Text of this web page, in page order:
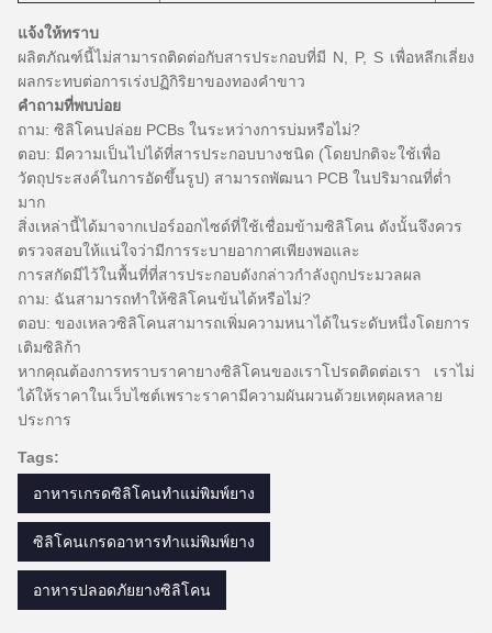
แจ้งให้ทราบ
ผลิตภัณฑ์นี้ไม่สามารถติดต่อกับสารประกอบที่มี N, P, S เพื่อหลีกเลี่ยง
ผลกระทบต่อการเร่งปฏิกิริยาของทองคำขาว
คำถามที่พบบ่อย
ถาม: ซิลิโคนปล่อย PCBs ในระหว่างการบ่มหรือไม่?
ตอบ: มีความเป็นไปได้ที่สารประกอบบางชนิด (โดยปกติจะใช้เพื่อ
วัตถุประสงค์ในการอัดขึ้นรูป) สามารถพัฒนา PCB ในปริมาณที่ต่ำ
มาก
สิ่งเหล่านี้ได้มาจากเปอร์ออกไซด์ที่ใช้เชื่อมข้ามซิลิโคน ดังนั้นจึงควร
ตรวจสอบให้แน่ใจว่ามีการระบายอากาศเพียงพอและ
การสกัดมีไว้ในพื้นที่ที่สารประกอบดังกล่าวกำลังถูกประมวลผล
ถาม: ฉันสามารถทำให้ซิลิโคนข้นได้หรือไม่?
ตอบ: ของเหลวซิลิโคนสามารถเพิ่มความหนาได้ในระดับหนึ่งโดยการ
เติมซิลิก้า
หากคุณต้องการทราบราคายางซิลิโคนของเราโปรดติดต่อเรา
เราไม่
ได้ให้ราคาในเว็บไซต์เพราะราคามีความผันผวนด้วยเหตุผลหลาย
ประการ
Tags:
อาหารเกรดซิลิโคนทำแม่พิมพ์ยาง
ซิลิโคนเกรดอาหารทำแม่พิมพ์ยาง
อาหารปลอดภัยยางซิลิโคน